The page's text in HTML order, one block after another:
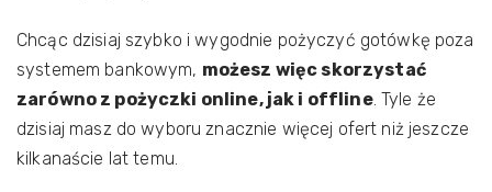
Chcąc dzisiaj szybko i wygodnie pożyczyć gotówkę poza
systemem bankowym, możesz więc skorzystać
zarówno z pożyczki online, jak i offline. Tyle że
dzisiaj masz do wyboru znacznie więcej ofert niż jeszcze
kilkanaście lat temu.